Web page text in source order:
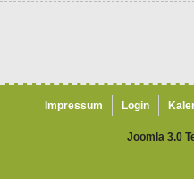
Impressum Login
Joomla 3.0